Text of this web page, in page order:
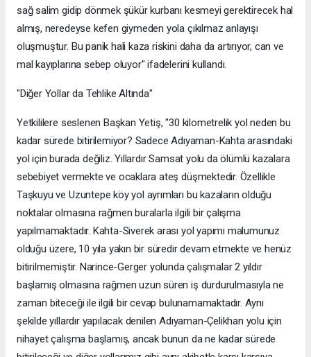
sağ salim gidip dönmek şükür kurbanı kesmeyi gerektirecek hal
almış, neredeyse kefen giymeden yola çıkılmaz anlayışı
oluşmuştur. Bu panik hali kaza riskini daha da artırıyor, can ve
mal kayıplarına sebep oluyor" ifadelerini kullandı.
"Diğer Yollar da Tehlike Altında"
Yetkililere seslenen Başkan Yetiş, "30 kilometrelik yol neden bu
kadar sürede bitirilemiyor? Sadece Adıyaman-Kahta arasındaki
yol için burada değiliz. Yıllardır Samsat yolu da ölümlü kazalara
sebebiyet vermekte ve ocaklara ateş düşmektedir. Özellikle
Taşkuyu ve Uzuntepe köy yol ayrımları bu kazaların olduğu
noktalar olmasına rağmen buralarla ilgili bir çalışma
yapılmamaktadır. Kahta-Siverek arası yol yapımı malumunuz
olduğu üzere, 10 yıla yakın bir süredir devam etmekte ve henüz
bitirilmemiştir. Narince-Gerger yolunda çalışmalar 2 yıldır
başlamış olmasına rağmen uzun süren iş durdurulmasıyla ne
zaman biteceği ile ilgili bir cevap bulunamamaktadır. Aynı
şekilde yıllardır yapılacak denilen Adıyaman-Çelikhan yolu için
nihayet çalışma başlamış, ancak bunun da ne kadar sürede